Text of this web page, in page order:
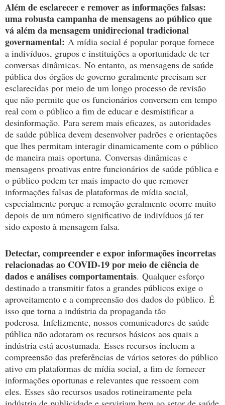
Além de esclarecer e remover as informações falsas:
uma robusta campanha de mensagens ao público que
vá além da mensagem unidirecional tradicional
governamental: A mídia social é popular porque fornece
a indivíduos, grupos e instituições a oportunidade de ter
conversas dinâmicas. No entanto, as mensagens de saúde
pública dos órgãos de governo geralmente precisam ser
esclarecidas por meio de um longo processo de revisão
que não permite que os funcionários conversem em tempo
real com o público a fim de educar e desmistificar a
desinformação. Para serem mais eficazes, as autoridades
de saúde pública devem desenvolver padrões e orientações
que lhes permitam interagir dinamicamente com o público
de maneira mais oportuna. Conversas dinâmicas e
mensagens proativas entre funcionários de saúde pública e
o público podem ter mais impacto do que remover
informações falsas de plataformas de mídia social,
especialmente porque a remoção geralmente ocorre muito
depois de um número significativo de indivíduos já ter
sido exposto à mensagem falsa.
Detectar, compreender e expor informações incorretas
relacionadas ao COVID-19 por meio de ciência de
dados e análises comportamentais. Qualquer esforço
destinado a transmitir fatos a grandes públicos exige o
aproveitamento e a compreensão dos dados do público. É
isso que torna a indústria da propaganda tão
poderosa. Infelizmente, nossos comunicadores de saúde
pública não adotaram os recursos básicos aos quais a
indústria está acostumada. Esses recursos incluem a
compreensão das preferências de vários setores do público
ativo em plataformas de mídia social, a fim de fornecer
informações oportunas e relevantes que ressoem com
eles. Esses são recursos usados ​​rotineiramente pela